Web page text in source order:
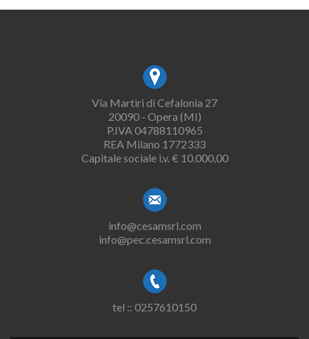
Via Martiri di Cefalonia 27
20090 - Opera (MI)
P.IVA 04788110965
REA Milano 1772333
Capitale sociale i.v. € 10.000,00
info@cesamsrl.com
info@pec.cesamsrl.com
tel :: 0257610150